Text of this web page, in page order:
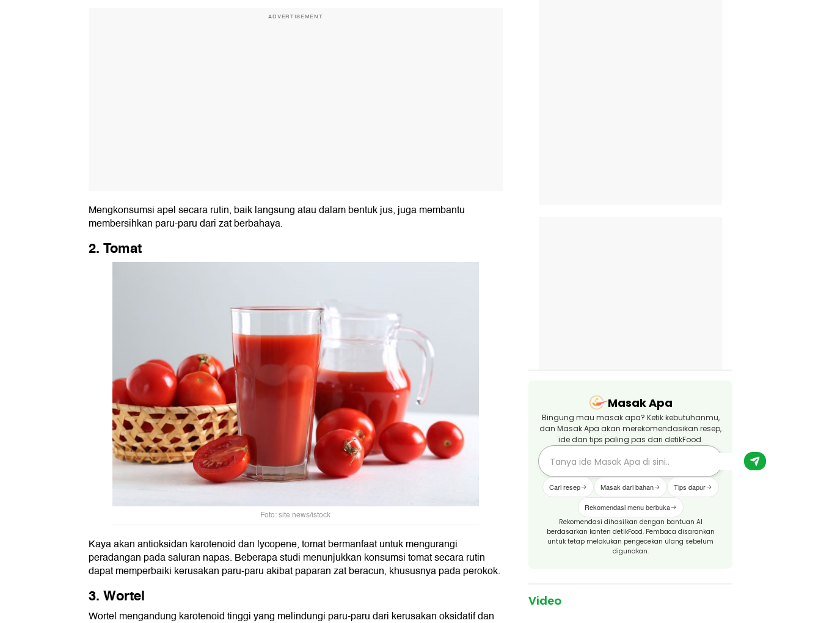
ADVERTISEMENT
Mengkonsumsi apel secara rutin, baik langsung atau dalam bentuk jus, juga membantu
membersihkan paru-paru dari zat berbahaya.
2. Tomat
Foto: site news/istock
Kaya akan antioksidan karotenoid dan lycopene, tomat bermanfaat untuk mengurangi
peradangan pada saluran napas. Beberapa studi menunjukkan konsumsi tomat secara rutin
dapat memperbaiki kerusakan paru-paru akibat paparan zat beracun, khususnya pada perokok.
3. Wortel
Wortel mengandung karotenoid tinggi yang melindungi paru-paru dari kerusakan oksidatif dan
Masak Apa
Bingung mau masak apa? Ketik kebutuhanmu,
dan Masak Apa akan merekomendasikan resep,
ide dan tips paling pas dari detikFood.
Cari resep Masak dari bahan Tips dapur
Rekomendasi menu berbuka
Rekomendasi dihasilkan dengan bantuan AI
berdasarkan konten detikFood. Pembaca disarankan
untuk tetap melakukan pengecekan ulang sebelum
digunakan.
Video